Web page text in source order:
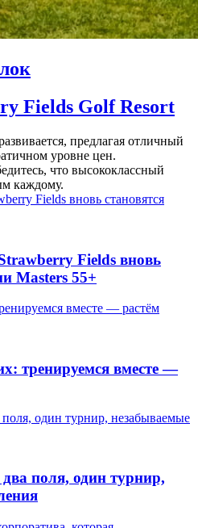
Fields Golf Resort
предлагая отличный
уровне цен.
что высококлассный
каждому.
Fields вновь
Masters 55+
тренируемся вместе —
поля, один турнир,